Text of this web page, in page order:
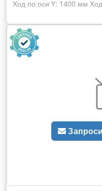
Ход по оси Y: 1400 мм
стола: 3200 x 1100 мм
Dcjdpfxszrpnxo Abmsk
шпинделя: 60–4000 об/
50 Подачи: мм/мин
привода фрезерного
около 22 т Габаритные
Система управления:
Универсальная
поворачивается и
20-позиционным
инструмента, системой
шпинделем с